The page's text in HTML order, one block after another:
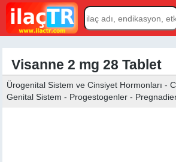
Visanne 2 mg 28 Tablet
Ürogenital Sistem ve Cinsiyet Hormonları -
Genital Sistem - Progestogenler -